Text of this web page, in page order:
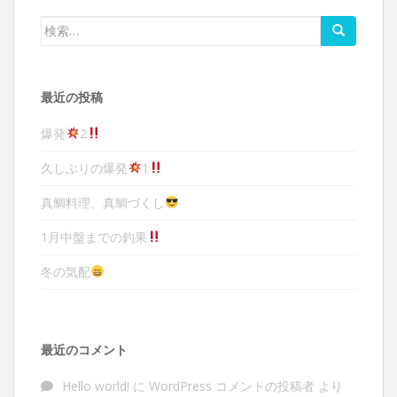
検索:
最近の投稿
爆発 2
久しぶりの爆発 1
真鯛料理、真鯛づくし
1月中盤までの釣果
冬の気配
最近のコメント
Hello world! に WordPress コメントの投稿者 より